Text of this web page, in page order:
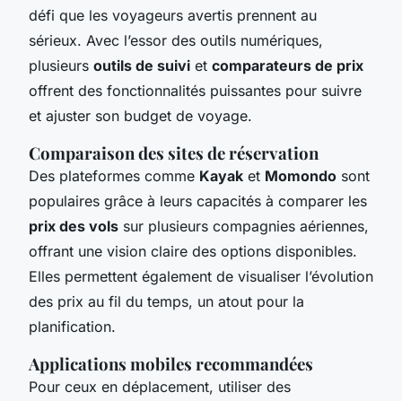
défi que les voyageurs avertis prennent au
sérieux. Avec l’essor des outils numériques,
plusieurs outils de suivi et comparateurs de prix
offrent des fonctionnalités puissantes pour suivre
et ajuster son budget de voyage.
Comparaison des sites de réservation
Des plateformes comme Kayak et Momondo sont
populaires grâce à leurs capacités à comparer les
prix des vols sur plusieurs compagnies aériennes,
offrant une vision claire des options disponibles.
Elles permettent également de visualiser l’évolution
des prix au fil du temps, un atout pour la
planification.
Applications mobiles recommandées
Pour ceux en déplacement, utiliser des